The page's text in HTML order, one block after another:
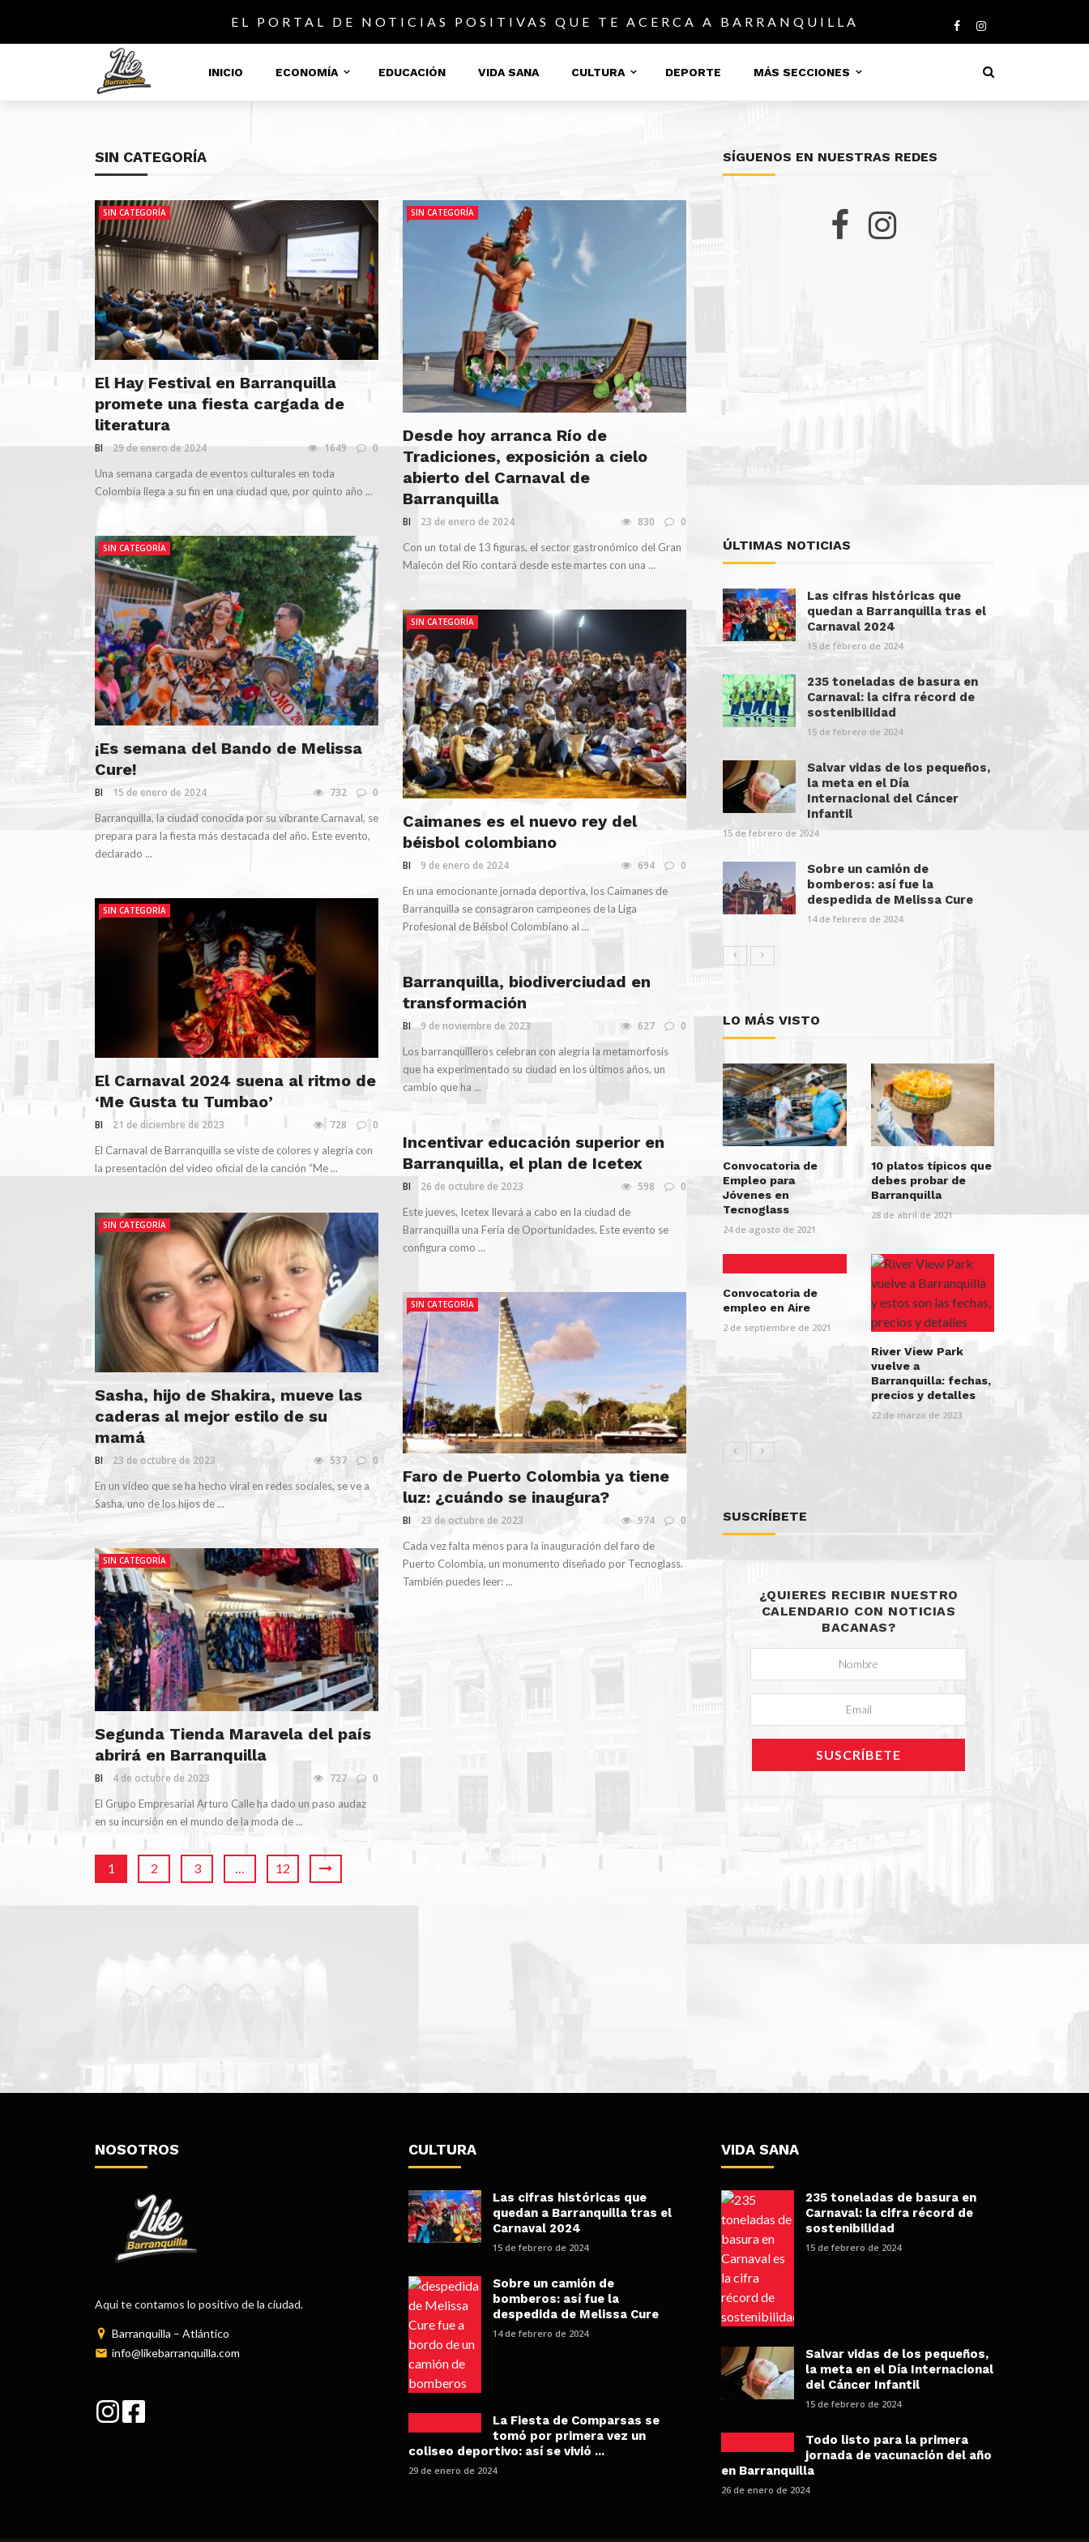
EL PORTAL DE NOTICIAS POSITIVAS QUE TE ACERCA A BARRANQUILLA
INICIO ECONOMÍA EDUCACIÓN VIDA SANA CULTURA DEPORTE MÁS SECCIONES
SIN CATEGORÍA
SIN CATEGORÍA
El Hay Festival en Barranquilla
promete una fiesta cargada de
literatura
BI 29 de enero de 2024 1649 0
Una semana cargada de eventos culturales en toda
Colombia llega a su fin en una ciudad que, por quinto año ...
SIN CATEGORÍA
Desde hoy arranca Río de
Tradiciones, exposición a cielo
abierto del Carnaval de
Barranquilla
BI 23 de enero de 2024 830 0
Con un total de 13 figuras, el sector gastronómico del Gran
Malecón del Río contará desde este martes con una ...
SIN CATEGORÍA
¡Es semana del Bando de Melissa
Cure!
BI 15 de enero de 2024 732 0
Barranquilla, la ciudad conocida por su vibrante Carnaval, se
prepara para la fiesta más destacada del año. Este evento,
declarado ...
SIN CATEGORÍA
Caimanes es el nuevo rey del
béisbol colombiano
BI 9 de enero de 2024 694 0
En una emocionante jornada deportiva, los Caimanes de
Barranquilla se consagraron campeones de la Liga
Profesional de Béisbol Colombiano al ...
SIN CATEGORÍA
El Carnaval 2024 suena al ritmo de
‘Me Gusta tu Tumbao’
BI 21 de diciembre de 2023 728 0
El Carnaval de Barranquilla se viste de colores y alegría con
la presentación del video oficial de la canción “Me ...
Barranquilla, biodiverciudad en
transformación
BI 9 de noviembre de 2023 627 0
Los barranquilleros celebran con alegría la metamorfosis
que ha experimentado su ciudad en los últimos años, un
cambio que ha ...
Incentivar educación superior en
Barranquilla, el plan de Icetex
BI 26 de octubre de 2023 598 0
Este jueves, Icetex llevará a cabo en la ciudad de
Barranquilla una Feria de Oportunidades. Este evento se
configura como ...
SIN CATEGORÍA
Sasha, hijo de Shakira, mueve las
caderas al mejor estilo de su
mamá
BI 23 de octubre de 2023 537 0
En un video que se ha hecho viral en redes sociales, se ve a
Sasha, uno de los hijos de ...
SIN CATEGORÍA
Faro de Puerto Colombia ya tiene
luz: ¿cuándo se inaugura?
BI 23 de octubre de 2023 974 0
Cada vez falta menos para la inauguración del faro de
Puerto Colombia, un monumento diseñado por Tecnoglass.
También puedes leer: ...
SIN CATEGORÍA
Segunda Tienda Maravela del país
abrirá en Barranquilla
BI 4 de octubre de 2023 727 0
El Grupo Empresarial Arturo Calle ha dado un paso audaz
en su incursión en el mundo de la moda de ...
1 2 3 12
SÍGUENOS EN NUESTRAS REDES
ÚLTIMAS NOTICIAS
Las cifras históricas que
quedan a Barranquilla tras el
Carnaval 2024
15 de febrero de 2024
235 toneladas de basura en
Carnaval: la cifra récord de
sostenibilidad
15 de febrero de 2024
Salvar vidas de los pequeños,
la meta en el Día
Internacional del Cáncer
Infantil
15 de febrero de 2024
Sobre un camión de
bomberos: así fue la
despedida de Melissa Cure
14 de febrero de 2024
LO MÁS VISTO
Convocatoria de
Empleo para
Jóvenes en
Tecnoglass
24 de agosto de 2021
10 platos típicos que
debes probar de
Barranquilla
28 de abril de 2021
Convocatoria de
empleo en Aire
2 de septiembre de 2021
River View Park
vuelve a
Barranquilla: fechas,
precios y detalles
22 de marzo de 2023
SUSCRÍBETE
¿QUIERES RECIBIR NUESTRO
CALENDARIO CON NOTICIAS
BACANAS?
NOSOTROS
Aquí te contamos lo positivo de la ciudad.
Barranquilla – Atlántico
info@likebarranquilla.com
CULTURA
Las cifras históricas que
quedan a Barranquilla tras el
Carnaval 2024
15 de febrero de 2024
Sobre un camión de
bomberos: así fue la
despedida de Melissa Cure
14 de febrero de 2024
La Fiesta de Comparsas se
tomó por primera vez un
coliseo deportivo: así se vivió ...
29 de enero de 2024
VIDA SANA
235 toneladas de basura en
Carnaval: la cifra récord de
sostenibilidad
15 de febrero de 2024
Salvar vidas de los pequeños,
la meta en el Día Internacional
del Cáncer Infantil
15 de febrero de 2024
Todo listo para la primera
jornada de vacunación del año
en Barranquilla
26 de enero de 2024